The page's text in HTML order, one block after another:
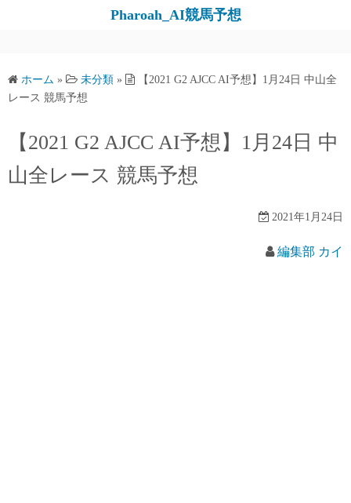
ツ
ッ
Pharoah_AI競馬予想
ホーム » 未分類 »
【2021 G2 AJCC AI予想】1月24日 中山全
レース 競馬予想
【2021 G2 AJCC AI予想】1月24日 中
山全レース 競馬予想
2021年1月24日
編集部 カイ